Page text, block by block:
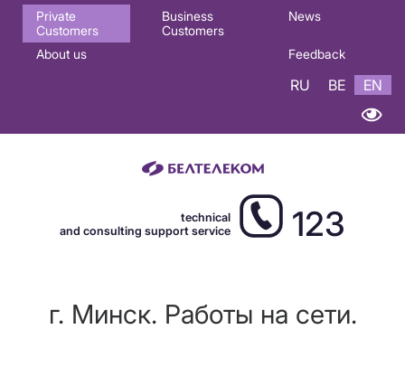
Основная
навигация
Private
Customers
Business
Customers
News
About us Feedback
RU BE EN
technical
and consulting support service
123
г. Минск. Работы на сети.